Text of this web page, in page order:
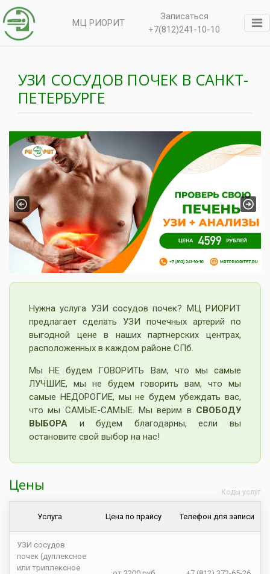
МЦ РИОРИТ
Записаться
+7(812)241-10-10
УЗИ СОСУДОВ ПОЧЕК В САНКТ-
ПЕТЕРБУРГЕ
Previous Next
Нужна услуга УЗИ сосудов почек? МЦ РИОРИТ
предлагает сделать УЗИ почечных артерий по
выгодной цене в наших партнерских центрах,
расположенных в каждом районе СПб.
Мы НЕ будем ГОВОРИТЬ Вам, что мы самые
ЛУЧШИЕ, мы не будем говорить вам, что мы
самые НЕДОРОГИЕ, мы не будем убеждать вас,
что мы САМЫЕ-САМЫЕ. Мы верим в СВОБОДУ
ВЫБОРА и будем благодарны, если вы
остановите свой выбор на нас!
Цены
Услуга Цена по прайсу Телефон для записи
УЗИ сосудов
почек (дуплексное
или триплексное
Коды услуг